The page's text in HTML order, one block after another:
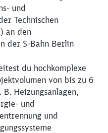
und
Technischen
an den
der S‑Bahn Berlin
du hochkomplexe
von bis zu 6
Heizungsanlagen,
und
und